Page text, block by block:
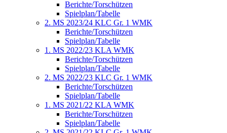
Berichte/Torschützen
Spielplan/Tabelle
2. MS 2023/24 KLC Gr. 1 WMK
Berichte/Torschützen
Spielplan/Tabelle
1. MS 2022/23 KLA WMK
Berichte/Torschützen
Spielplan/Tabelle
2. MS 2022/23 KLC Gr. 1 WMK
Berichte/Torschützen
Spielplan/Tabelle
1. MS 2021/22 KLA WMK
Berichte/Torschützen
Spielplan/Tabelle